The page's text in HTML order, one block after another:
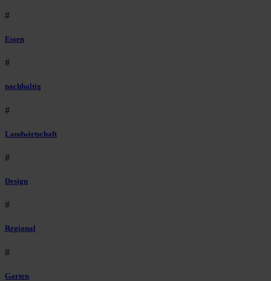
#
Essen
#
nachhaltig
#
Landwirtschaft
#
Design
#
Regional
#
Garten